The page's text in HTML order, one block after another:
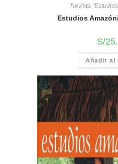
Revista
Estudios
S/
Añadir al